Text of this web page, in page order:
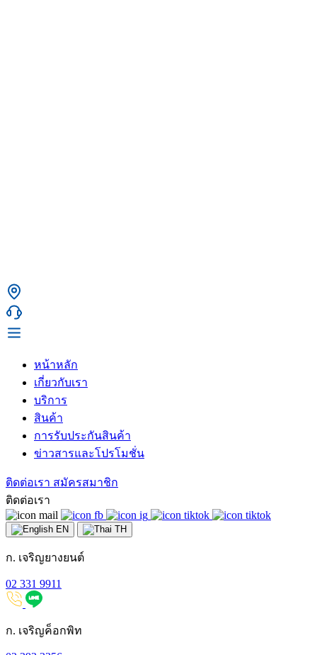
หน้าหลัก
เกี่ยวกับเรา
บริการ
สินค้า
การรับประกันสินค้า
ข่าวสารและโปรโมชั่น
ติดต่อเรา สมัครสมาชิก
ติดต่อเรา
EN TH
ก. เจริญยางยนต์
02 331 9911
ก. เจริญค็อกพิท